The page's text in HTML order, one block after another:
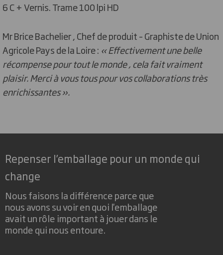
6 C + Vernis. Trame 100 lpi HD
Mr Brice Bachelier , Chef de produit – Graphiste de Union
Agricole Pays de la Loire : « Effectivement une belle
récompense pour tout le monde , cela fait vraiment
plaisir. Merci à vous tous pour vos collaborations très
enrichissantes ».
Repenser l’emballage pour un monde qui
change
Nous faisons la différence parce que
nous avons su voir en quoi l'emballage
avait un rôle important à jouer dans le
monde qui nous entoure.